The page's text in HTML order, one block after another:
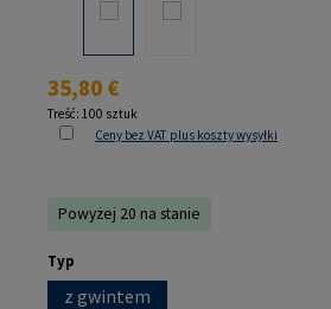
Cena regularna:
35,80 €
Treść: 100 sztuk
Ceny bez VAT plus koszty wysyłki
Powyżej 20 na stanie
Wybierz
Typ
z gwintem